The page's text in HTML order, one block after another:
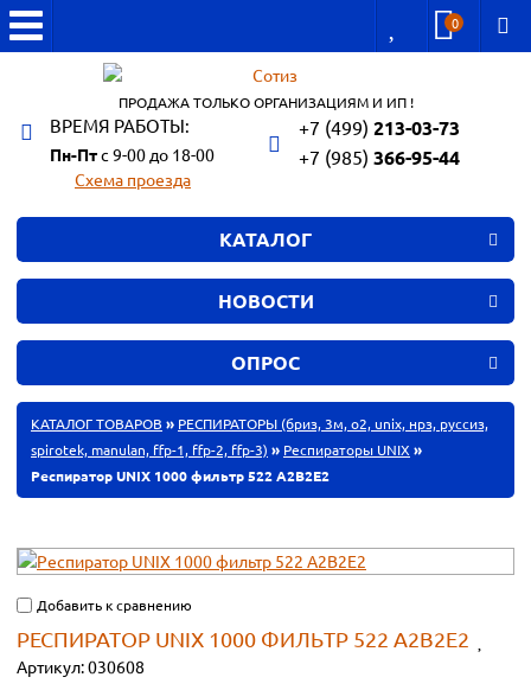
0
ПРОДАЖА ТОЛЬКО ОРГАНИЗАЦИЯМ И ИП !
ВРЕМЯ РАБОТЫ:
Пн-Птс 9-00 до 18-00
Схема проезда
+7 (499) 213-03-73
+7 (985) 366-95-44
КАТАЛОГ
НОВОСТИ
ОПРОС
КАТАЛОГ ТОВАРОВ » РЕСПИРАТОРЫ (бриз, 3м, o2, unix, нрз, руссиз,
spirotek, manulan, ffp-1, ffp-2, ffp-3) » Респираторы UNIX »
Респиратор UNIX 1000 фильтр 522 A2В2Е2
Добавить к сравнению
РЕСПИРАТОР UNIX 1000 ФИЛЬТР 522 A2В2Е2
Артикул:030608